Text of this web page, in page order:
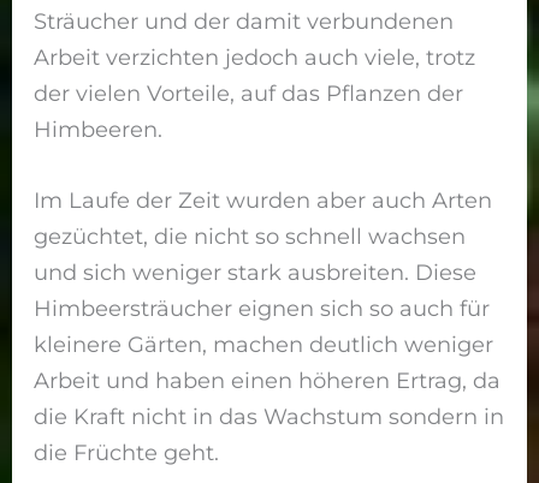
Sträucher und der damit verbundenen
Arbeit verzichten jedoch auch viele, trotz
der vielen Vorteile, auf das Pflanzen der
Himbeeren.
Im Laufe der Zeit wurden aber auch Arten
gezüchtet, die nicht so schnell wachsen
und sich weniger stark ausbreiten. Diese
Himbeersträucher eignen sich so auch für
kleinere Gärten, machen deutlich weniger
Arbeit und haben einen höheren Ertrag, da
die Kraft nicht in das Wachstum sondern in
die Früchte geht.